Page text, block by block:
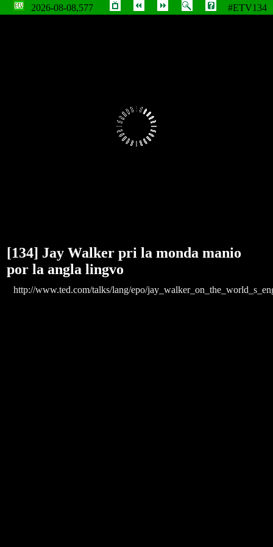
2026-08-08,577
#ETV134
[134] Jay Walker pri la monda manio
por la angla lingvo
http://www.ted.com/talks/lang/epo/